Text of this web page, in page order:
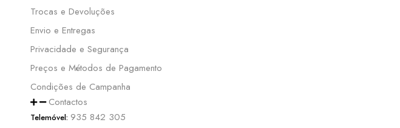
Trocas e Devoluções
Envio e Entregas
Privacidade e Segurança
Preços e Métodos de Pagamento
Condições de Campanha
Contactos
Telemóvel: 935 842 305